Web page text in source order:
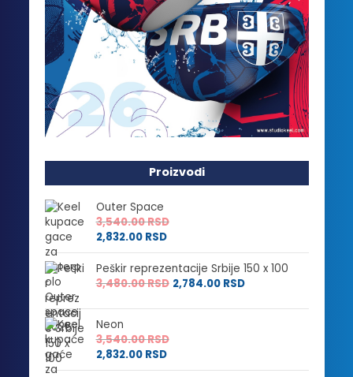
Proizvodi
Outer Space
3,540.00RSD
2,832.00 RSD
Peškir reprezentacije Srbije 150 x 100
3,480.00RSD 2,784.00 RSD
Neon
3,540.00RSD
2,832.00 RSD